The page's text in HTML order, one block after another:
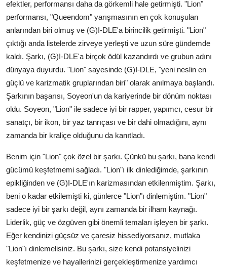
efektler, performansı daha da görkemli hale getirmişti. "Lion"
performansı, "Queendom" yarışmasının en çok konuşulan
anlarından biri olmuş ve (G)I-DLE'a birincilik getirmişti. "Lion"
çıktığı anda listelerde zirveye yerleşti ve uzun süre gündemde
kaldı. Şarkı, (G)I-DLE'a birçok ödül kazandırdı ve grubun adını
dünyaya duyurdu. "Lion" sayesinde (G)I-DLE, "yeni neslin en
güçlü ve karizmatik gruplarından biri" olarak anılmaya başlandı.
Şarkının başarısı, Soyeon'un da kariyerinde bir dönüm noktası
oldu. Soyeon, "Lion" ile sadece iyi bir rapper, yapımcı, cesur bir
sanatçı, bir ikon, bir yaz tanrıçası ve bir dahi olmadığını, aynı
zamanda bir kraliçe olduğunu da kanıtladı.
Benim için "Lion" çok özel bir şarkı. Çünkü bu şarkı, bana kendi
gücümü keşfetmemi sağladı. "Lion"ı ilk dinlediğimde, şarkının
epikliğinden ve (G)I-DLE'ın karizmasından etkilenmiştim. Şarkı,
beni o kadar etkilemişti ki, günlerce "Lion"ı dinlemiştim. "Lion"
sadece iyi bir şarkı değil, aynı zamanda bir ilham kaynağı.
Liderlik, güç ve özgüven gibi önemli temaları işleyen bir şarkı.
Eğer kendinizi güçsüz ve çaresiz hissediyorsanız, mutlaka
"Lion"ı dinlemelisiniz. Bu şarkı, size kendi potansiyelinizi
keşfetmenize ve hayallerinizi gerçekleştirmenize yardımcı